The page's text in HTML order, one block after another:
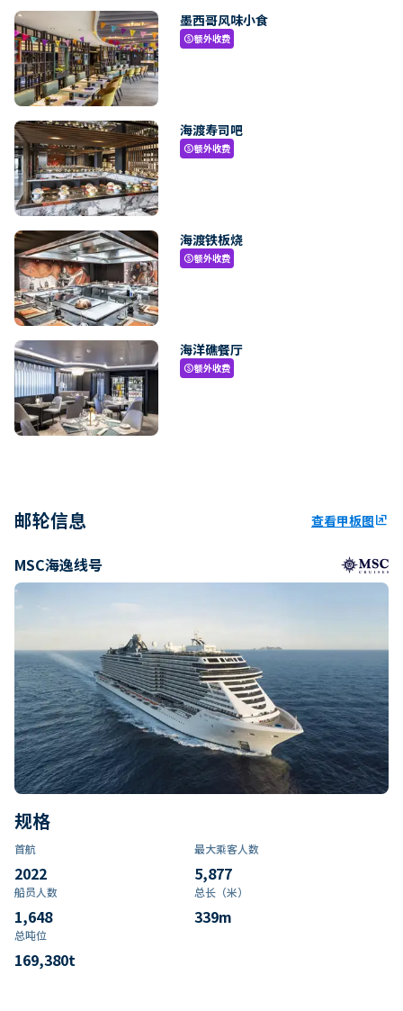
墨西哥风味小食
paid额外收费
海渡寿司吧
paid额外收费
海渡铁板烧
paid额外收费
海洋礁餐厅
paid额外收费
邮轮信息 查看甲板图ungroup
MSC海逸线号
规格
首航
2022
最大乘客人数
5,877
船员人数
1,648
总长（米）
339m
总吨位
169,380t